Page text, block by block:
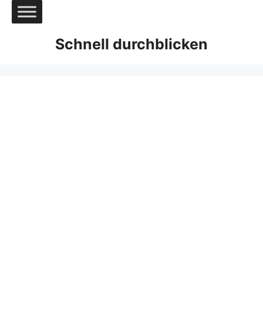
Zum
Inhalt
Schnell durchblicken